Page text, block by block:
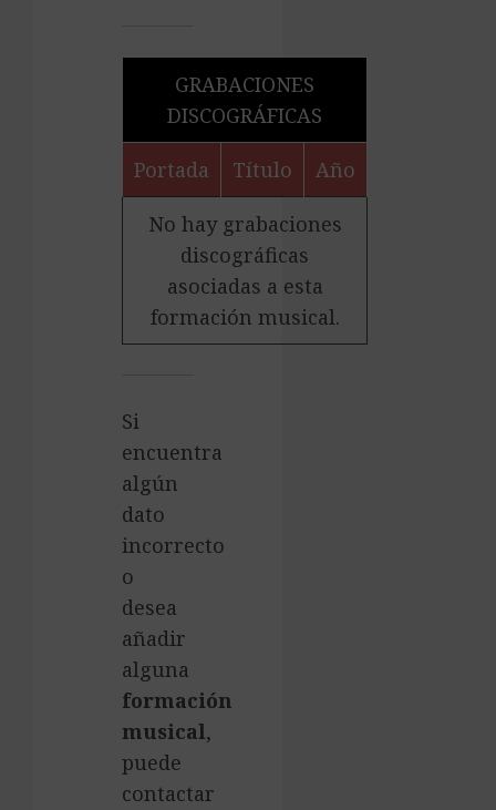
GRABACIONES
DISCOGRÁFICAS
Portada Título Año
No hay grabaciones
discográficas
asociadas a esta
formación musical.
Si
encuentra
algún
dato
incorrecto
o
desea
añadir
alguna
formación
musical,
puede
contactar